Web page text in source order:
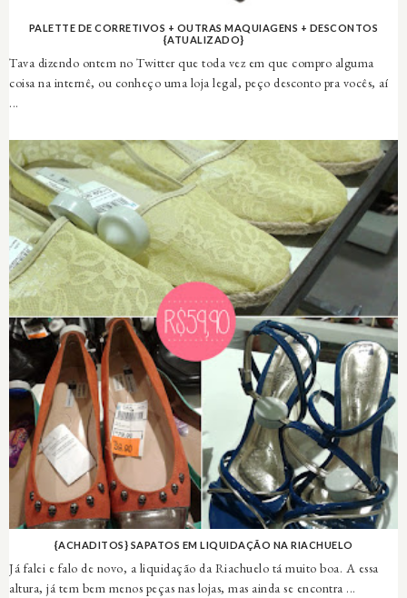
PALETTE DE CORRETIVOS + OUTRAS MAQUIAGENS + DESCONTOS
{ATUALIZADO}
Tava dizendo ontem no Twitter que toda vez em que compro alguma
coisa na internê, ou conheço uma loja legal, peço desconto pra vocês, aí
...
{ACHADITOS} SAPATOS EM LIQUIDAÇÃO NA RIACHUELO
Já falei e falo de novo, a liquidação da Riachuelo tá muito boa. A essa
altura, já tem bem menos peças nas lojas, mas ainda se encontra ...